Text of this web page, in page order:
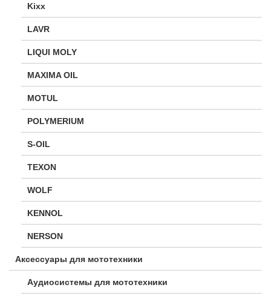
Kixx
LAVR
LIQUI MOLY
MAXIMA OIL
MOTUL
POLYMERIUM
S-OIL
TEXON
WOLF
KENNOL
NERSON
Аксессуары для мототехники
Аудиосистемы для мототехники